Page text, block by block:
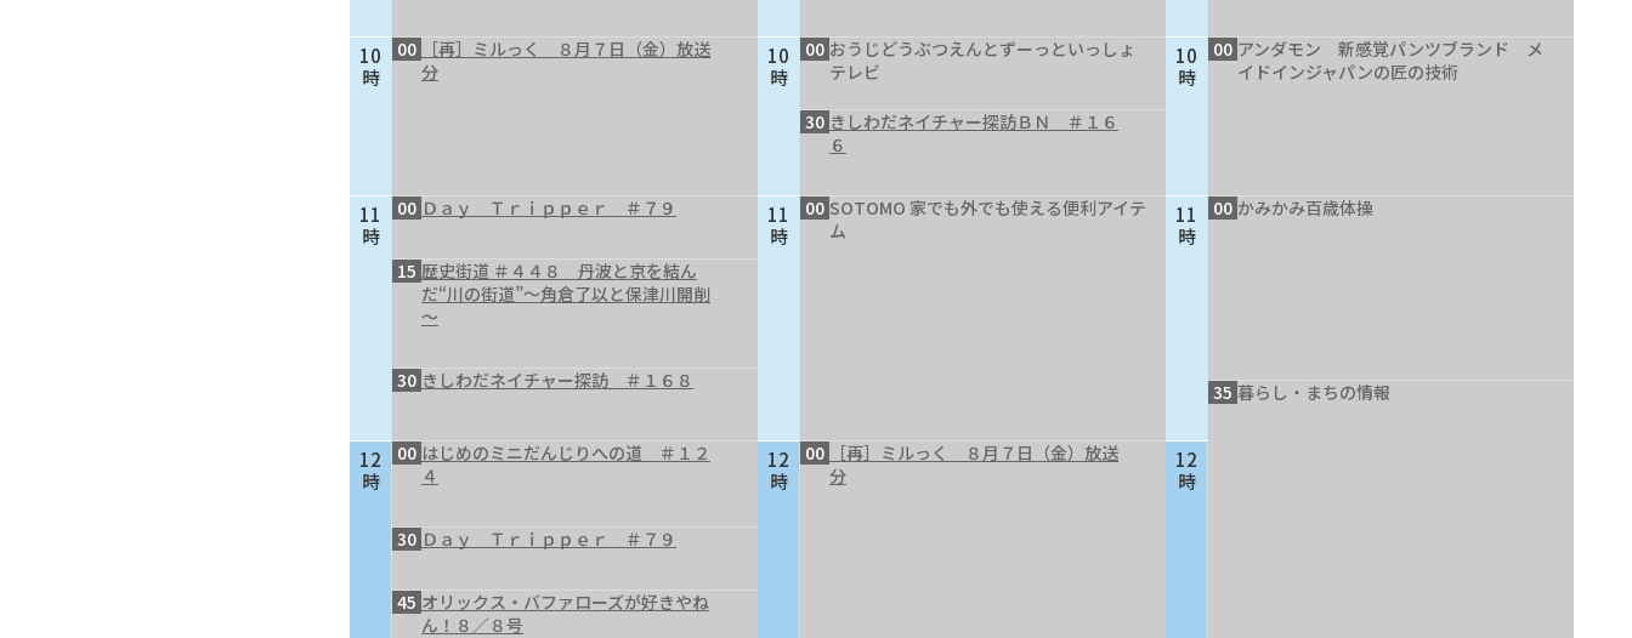
10
時
11
時
12
時
00
［再］ミルっく ８月７日（金）放送
分
00 Ｄａｙ Ｔｒｉｐｐｅｒ ＃７９
15 歴史街道 ＃４４８ 丹波と京を結ん
だ“川の街道”～角倉了以と保津川開削
～
30 きしわだネイチャー探訪 ＃１６８
00 はじめのミニだんじりへの道 ＃１２
４
30 Ｄａｙ Ｔｒｉｐｐｅｒ ＃７９
45 オリックス・バファローズが好きやね
ん！８／８号
10
時
11
時
12
時
00 おうじどうぶつえんとずーっといっしょ
テレビ
30 きしわだネイチャー探訪ＢＮ ＃１６
６
00 SOTOMO 家でも外でも使える便利アイテ
ム
00
［再］ミルっく ８月７日（金）放送
分
10
時
11
時
12
時
00 アンダモン 新感覚パンツブランド メ
イドインジャパンの匠の技術
00 かみかみ百歳体操
35 暮らし・まちの情報